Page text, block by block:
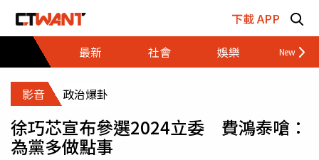
下載 APP
最新
社會 娛樂 財經
影音 政治爆卦
徐巧芯宣布參選2024立委 費鴻泰嗆：
為黨多做點事